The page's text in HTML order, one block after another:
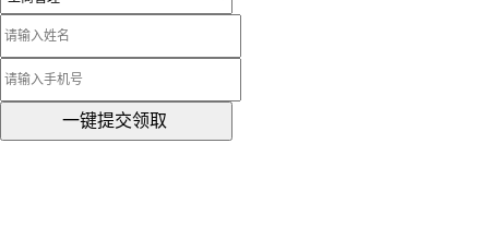
一键提交领取